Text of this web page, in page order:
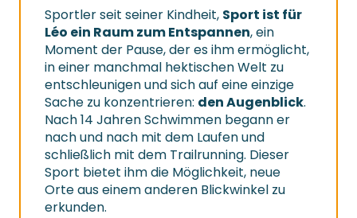
Sportler seit seiner Kindheit, Sport ist für
Léo ein Raum zum Entspannen, ein
Moment der Pause, der es ihm ermöglicht,
in einer manchmal hektischen Welt zu
entschleunigen und sich auf eine einzige
Sache zu konzentrieren: den Augenblick.
Nach 14 Jahren Schwimmen begann er
nach und nach mit dem Laufen und
schließlich mit dem Trailrunning. Dieser
Sport bietet ihm die Möglichkeit, neue
Orte aus einem anderen Blickwinkel zu
erkunden.